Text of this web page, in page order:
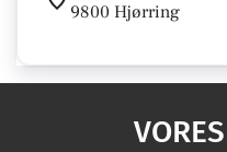
9800 Hjørring
VORES